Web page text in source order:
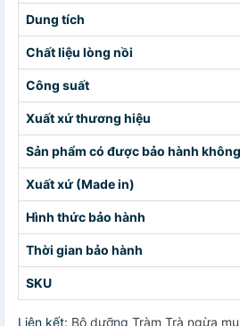
Dung tích
Chất liệu lòng nồi
Công suất
Xuất xứ thương hiệu
Sản phẩm có được bảo hành
Xuất xứ (Made in)
Hình thức bảo hành
Thời gian bảo hành
SKU
Liên kết: Bộ dưỡng Tràm Trà ngừa